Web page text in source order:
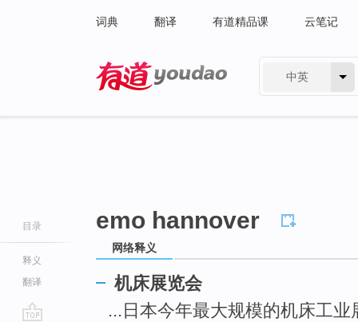
词典 翻译 有道精品课 云笔记
中英
目录
释义
翻译
emo hannover
网络释义
机床展览会
...日本今年最大规模的机床工